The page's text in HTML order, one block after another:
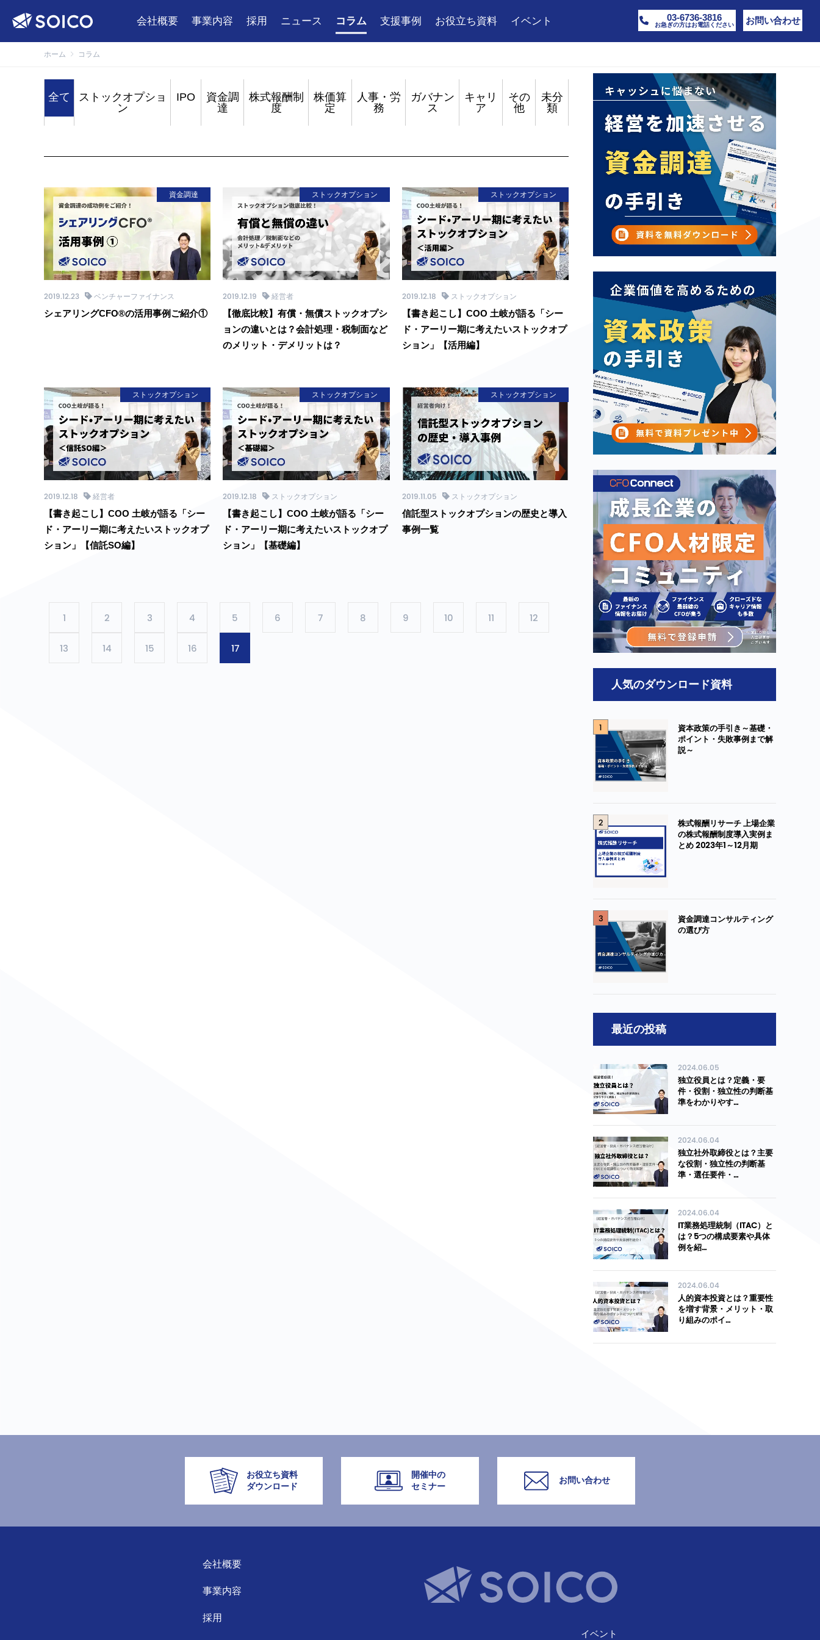
会社概要 事業内容 採用 ニュース コラム 支援事例 お役立ち資料 イベント 03-6736-3816
お急ぎの方はお電話ください お問い合わせ
ホーム コラム
全て
ストックオプショ
ン
IPO
資金調
達
株式報酬制
度
株価算
定
人事・労
務
ガバナン
ス
キャリ
ア
その
他
未分
類
2019.12.23
ベンチャーファイナンス
シェアリングCFO®︎の活用事例ご紹介①
資金調達
2019.12.19
経営者
【徹底比較】有償・無償ストックオプシ
ョンの違いとは？会計処理・税制面など
のメリット・デメリットは？
ストックオプション
2019.12.18
ストックオプション
【書き起こし】COO 土岐が語る「シー
ド・アーリー期に考えたいストックオプ
ション」【活用編】
ストックオプション
2019.12.18
経営者
【書き起こし】COO 土岐が語る「シー
ド・アーリー期に考えたいストックオプ
ション」【信託SO編】
ストックオプション
2019.12.18
ストックオプション
【書き起こし】COO 土岐が語る「シー
ド・アーリー期に考えたいストックオプ
ション」【基礎編】
ストックオプション
2019.11.05
ストックオプション
信託型ストックオプションの歴史と導入
事例一覧
ストックオプション
1 2 3 4 5 6 7 8 9 10 11 12
13 14 15 16 17
人気のダウンロード資料
1
資本政策の手引き～基礎・
ポイント・失敗事例まで解
説～
2
株式報酬リサーチ 上場企業
の株式報酬制度導入実例ま
とめ 2023年1～12月期
3
資金調達コンサルティング
の選び方
最近の投稿
2024.06.05
独立役員とは？定義・要
件・役割・独立性の判断基
準をわかりやす…
2024.06.04
独立社外取締役とは？主要
な役割・独立性の判断基
準・選任要件・…
2024.06.04
IT業務処理統制（ITAC）と
は？5つの構成要素や具体
例を紹…
2024.06.04
人的資本投資とは？重要性
を増す背景・メリット・取
り組みのポイ…
お役立ち資料
ダウンロード
開催中の
セミナー
お問い合わせ
会社概要
事業内容
採用
イベント